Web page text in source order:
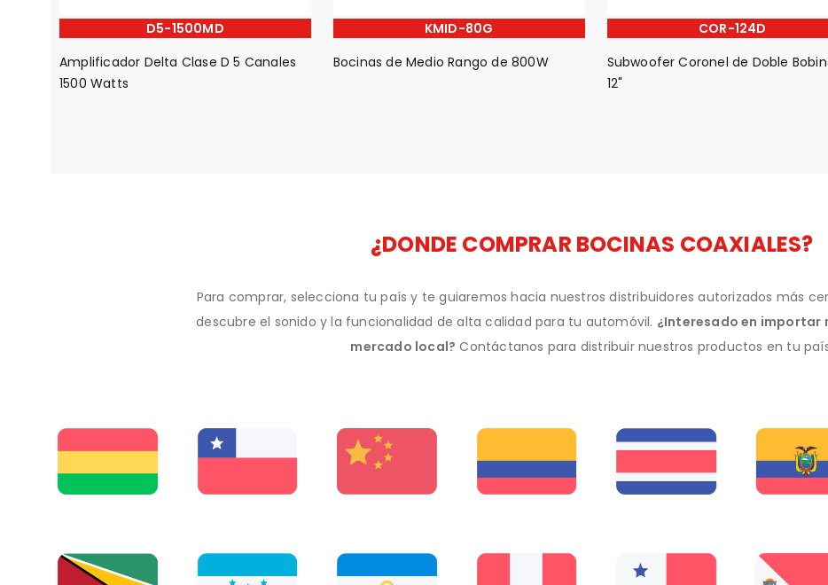
D5-1500MD
Amplificador Delta Clase D 5 Canales
1500 Watts
KMID-80G
Bocinas de Medio Rango de 800W
COR-124D
Subwoofer Coronel de Doble
12"
¿DONDE COMPRAR BOCINAS COAXIALES?
Para comprar, selecciona tu país y te guiaremos hacia nuestros distribuidores autorizados más
descubre el sonido y la funcionalidad de alta calidad para tu automóvil. ¿Interesado en
mercado local? Contáctanos para distribuir nuestros productos en tu